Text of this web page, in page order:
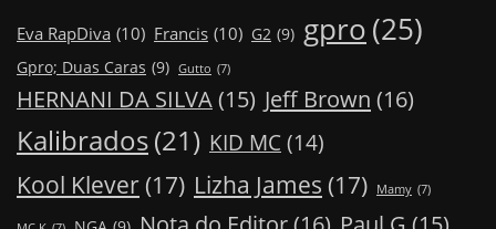
Eva RapDiva (10) Francis (10) G2 (9) gpro(25)
Gpro; Duas Caras (9) Gutto (7)
HERNANI DA SILVA(15) Jeff Brown (16)
Kalibrados(21) KID MC (14)
Kool Klever (17) Lizha James (17) Mamy (7)